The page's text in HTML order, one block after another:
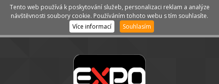
Kategorie Menu
Tento web používá k poskytování služeb, personalizaci reklam a analýze
návštěvnosti soubory cookie. Používáním tohoto webu s tím souhlasíte.
Více informací
Souhlasím